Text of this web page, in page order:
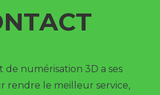
de numérisation 3D a ses
rendre le meilleur service,